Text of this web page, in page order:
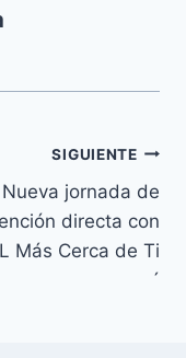
SIGUIENTE
Nueva jornada de
directa con
Más Cerca de Ti
´